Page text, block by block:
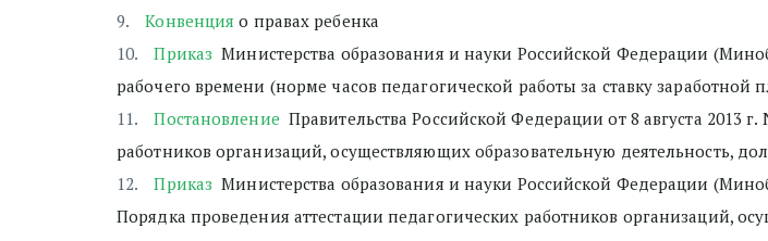
Конвенция о правах ребенка
Приказ Министерства образования и науки Российской Федерации
рабочего времени (норме часов педагогической работы за ставку заработной
Постановление Правительства Российской Федерации от 8 августа 2013
работников организаций, осуществляющих образовательную деятельность,
Приказ Министерства образования и науки Российской Федерации
Порядка проведения аттестации педагогических работников организаций,